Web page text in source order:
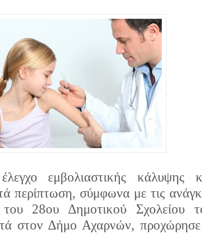
εμβολιαστικής κάλυψης
περίπτωση, σύμφωνα με τις
28ου Δημοτικού Σχολείου
στον Δήμο Αχαρνών,